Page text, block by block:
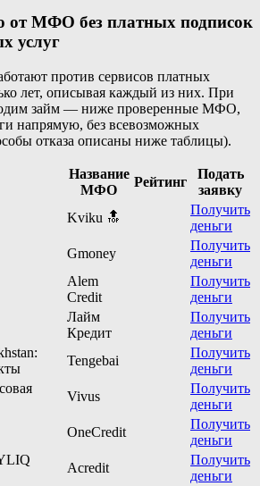
МФО без платных подписок
услуг
против сервисов платных
лет, описывая каждый из них. При
займ — ниже проверенные МФО,
напрямую, без всевозможных
отказа описаны ниже таблицы).
Название
МФО
Рейтинг
Подать
заявку
Kviku 🔝
Получить
деньги
Gmoney
Получить
деньги
Alem
Credit
Получить
деньги
Лайм
Кредит
Получить
деньги
Tengebai
Получить
деньги
Vivus
Получить
деньги
OneCredit
Получить
деньги
Acredit
Получить
деньги